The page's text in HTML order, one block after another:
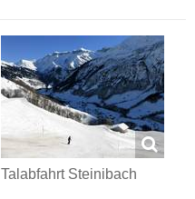
Talabfahrt Steinibach